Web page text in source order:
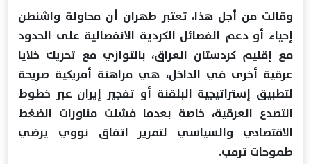
وقالت من أجل هذا، تعتبر طهران أن محاولة واشنطن
إحياء أو دعم الفصائل الكردية الانفصالية على الحدود
مع إقليم كردستان العراق، بالتوازي مع تحريك خلايا
عرقية أخرى في الداخل، هي مراهنة أمريكية صريحة
لتطبيق إستراتيجية البلقنة أو تفجير إيران عبر خطوط
التصدع العرقية، خاصة بعدما فشلت مناورات الضغط
الاقتصادي والسياسي لتمرير اتفاق نووي يرضي
طموحات ترمب.